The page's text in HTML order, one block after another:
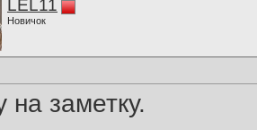
LEL11
Новичок
на заметку.